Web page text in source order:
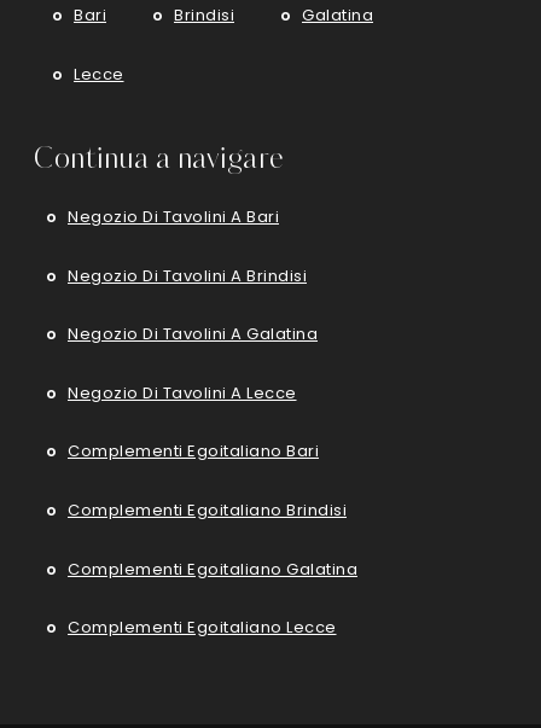
Bari Brindisi Galatina
Lecce
Continua a navigare
Negozio Di Tavolini A Bari
Negozio Di Tavolini A Brindisi
Negozio Di Tavolini A Galatina
Negozio Di Tavolini A Lecce
Complementi Egoitaliano Bari
Complementi Egoitaliano Brindisi
Complementi Egoitaliano Galatina
Complementi Egoitaliano Lecce